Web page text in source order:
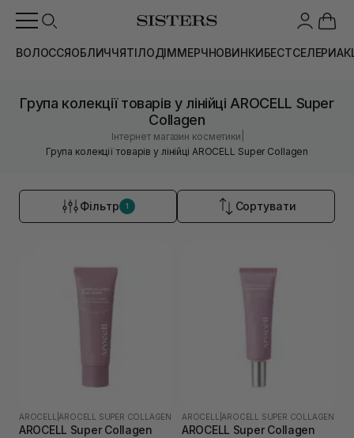
ВОЛОССЯОБЛИЧЧЯТІЛОДІММЕРЧНОВИНКИБЕСТСЕЛЕРИ
Група колекції товарів у лінійці AROCELL Super
Collagen
Інтернет магазин косметики
Група колекції товарів у лінійці AROCELL Super Collagen
Фільтр 1 Сортувати
AROCELL AROCELL SUPER COLLAGEN
AROCELL Super Collagen
AROCELL AROCELL SUPER COLLAGEN
AROCELL Super Collagen